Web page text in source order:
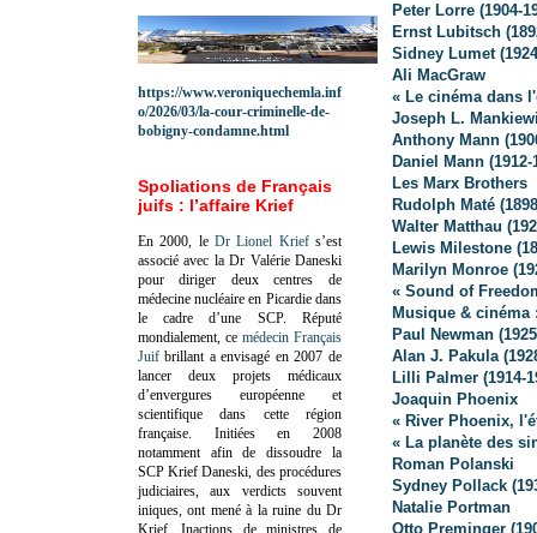
Peter Lorre (1904-
Ernst Lubitsch
Sidney Lumet
Ali MacGraw
« Le cinéma dans
Joseph L.
Anthony Mann
Daniel Mann (1912-
Les Marx Brothers
Rudolph Maté
Walter Matthau
Lewis Milestone
Marilyn Monroe
« Sound of
Musique &
Paul Newman
Alan J. Pakula
Lilli Palmer (1914-
Joaquin Phoenix
« River Phoenix,
« La planète des
Roman Polanski
Sydney Pollack
Natalie Portman
Otto Preminger
https://www.veroniquechemla.inf
o/2026/03/la-cour-criminelle-de-
bobigny-condamne.html
Spoliations de Français
juifs : l’affaire Krief
En 2000, le Dr Lionel Kriefs’est
associé avec la Dr Valérie Daneski
pour diriger deux centres de
médecine nucléaire en Picardie dans
le cadre d’une SCP. Réputé
mondialement, ce médecin Français
Juif brillant a envisagé en 2007 de
lancer deux projets médicaux
d’envergures européenne et
scientifique dans cette région
française. Initiées en 2008
notamment afin de dissoudre la
SCP Krief Daneski, des procédures
judiciaires, aux verdicts souvent
iniques, ont mené à la ruine du Dr
Krief.Inactions de ministres de